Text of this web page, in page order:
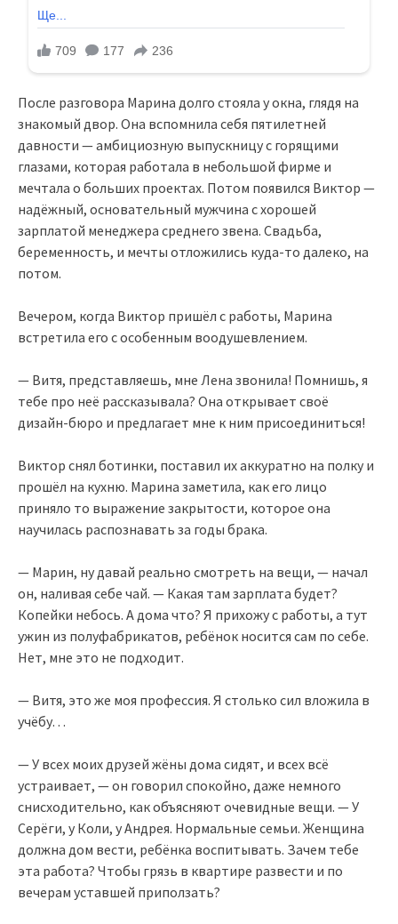
После разговора Марина долго стояла у окна, глядя на
знакомый двор. Она вспомнила себя пятилетней
давности — амбициозную выпускницу с горящими
глазами, которая работала в небольшой фирме и
мечтала о больших проектах. Потом появился Виктор —
надёжный, основательный мужчина с хорошей
зарплатой менеджера среднего звена. Свадьба,
беременность, и мечты отложились куда-то далеко, на
потом.
Вечером, когда Виктор пришёл с работы, Марина
встретила его с особенным воодушевлением.
— Витя, представляешь, мне Лена звонила! Помнишь, я
тебе про неё рассказывала? Она открывает своё
дизайн-бюро и предлагает мне к ним присоединиться!
Виктор снял ботинки, поставил их аккуратно на полку и
прошёл на кухню. Марина заметила, как его лицо
приняло то выражение закрытости, которое она
научилась распознавать за годы брака.
— Марин, ну давай реально смотреть на вещи, — начал
он, наливая себе чай. — Какая там зарплата будет?
Копейки небось. А дома что? Я прихожу с работы, а тут
ужин из полуфабрикатов, ребёнок носится сам по себе.
Нет, мне это не подходит.
— Витя, это же моя профессия. Я столько сил вложила в
учёбу…
— У всех моих друзей жёны дома сидят, и всех всё
устраивает, — он говорил спокойно, даже немного
снисходительно, как объясняют очевидные вещи. — У
Серёги, у Коли, у Андрея. Нормальные семьи. Женщина
должна дом вести, ребёнка воспитывать. Зачем тебе
эта работа? Чтобы грязь в квартире развести и по
вечерам уставшей приползать?